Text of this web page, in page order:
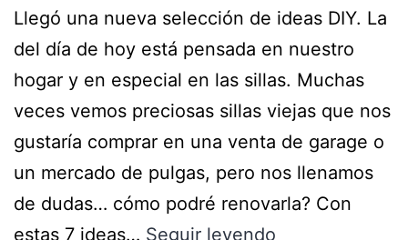
Llegó una nueva selección de ideas DIY. La
del día de hoy está pensada en nuestro
hogar y en especial en las sillas. Muchas
veces vemos preciosas sillas viejas que nos
gustaría comprar en una venta de garage o
un mercado de pulgas, pero nos llenamos
de dudas… cómo podré renovarla? Con
estas 7 ideas… Seguir leyendo